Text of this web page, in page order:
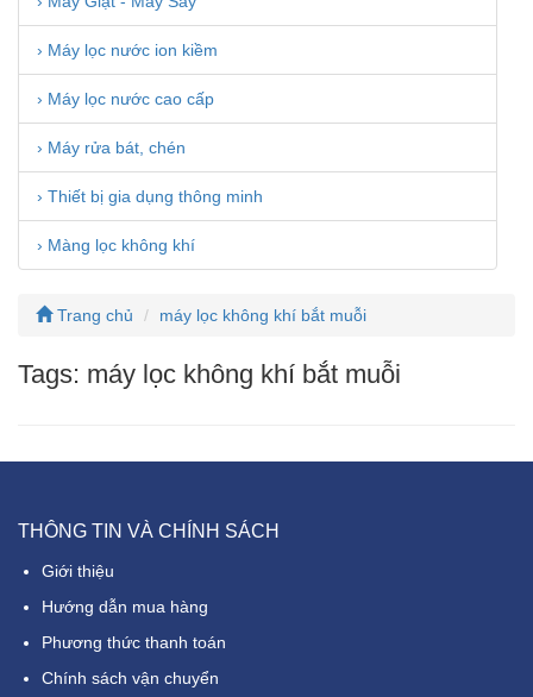
› Máy lọc nước ion kiềm
› Máy lọc nước cao cấp
› Máy rửa bát, chén
› Thiết bị gia dụng thông minh
› Màng lọc không khí
Trang chủ máy lọc không khí bắt muỗi
Tags: máy lọc không khí bắt muỗi
THÔNG TIN VÀ CHÍNH SÁCH
Giới thiệu
Hướng dẫn mua hàng
Phương thức thanh toán
Chính sách vận chuyển